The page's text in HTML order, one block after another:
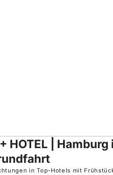
HOTEL |
in Top-Hotels mit